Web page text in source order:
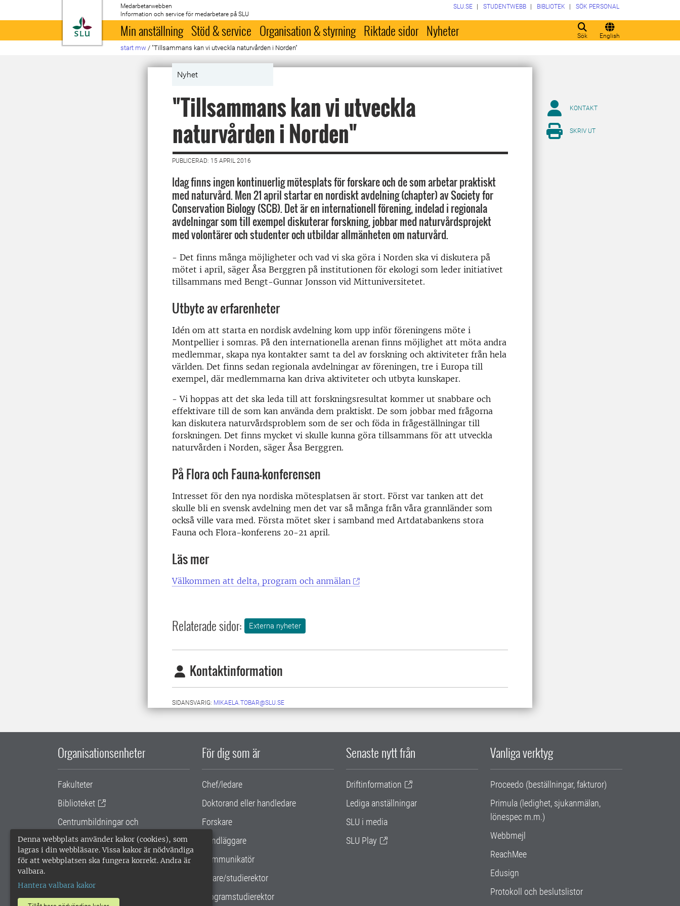
Denna webbplats använder kakor (cookies), som
lagras i din webbläsare. Vissa kakor är nödvändiga
för att webbplatsen ska fungera korrekt. Andra är
valbara.
Hantera valbara kakor
Till startsida
Medarbetarwebben
Information och service för medarbetare på SLU
Sök English
SLU.SE STUDENTWEBB BIBLIOTEK SÖK PERSONAL
Min anställning Stöd & service Organisation & styrning Riktade sidor Nyheter
start mw / "Tillsammans kan vi utveckla naturvården i Norden"
Nyhet
"Tillsammans kan vi utveckla
naturvården i Norden"
PUBLICERAD: 15 APRIL 2016
Idag finns ingen kontinuerlig mötesplats för forskare och de som arbetar praktiskt
med naturvård. Men 21 april startar en nordiskt avdelning (chapter) av Society for
Conservation Biology (SCB). Det är en internationell förening, indelad i regionala
avdelningar som till exempel diskuterar forskning, jobbar med naturvårdsprojekt
med volontärer och studenter och utbildar allmänheten om naturvård.
- Det finns många möjligheter och vad vi ska göra i Norden ska vi diskutera på
mötet i april, säger Åsa Berggren på institutionen för ekologi som leder initiativet
tillsammans med Bengt-Gunnar Jonsson vid Mittuniversitetet.
Utbyte av erfarenheter
Idén om att starta en nordisk avdelning kom upp inför föreningens möte i
Montpellier i somras. På den internationella arenan finns möjlighet att möta andra
medlemmar, skapa nya kontakter samt ta del av forskning och aktiviteter från hela
världen. Det finns sedan regionala avdelningar av föreningen, tre i Europa till
exempel, där medlemmarna kan driva aktiviteter och utbyta kunskaper.
- Vi hoppas att det ska leda till att forskningsresultat kommer ut snabbare och
effektivare till de som kan använda dem praktiskt. De som jobbar med frågorna
kan diskutera naturvårdsproblem som de ser och föda in frågeställningar till
forskningen. Det finns mycket vi skulle kunna göra tillsammans för att utveckla
naturvården i Norden, säger Åsa Berggren.
På Flora och Fauna-konferensen
Intresset för den nya nordiska mötesplatsen är stort. Först var tanken att det
skulle bli en svensk avdelning men det var så många från våra grannländer som
också ville vara med. Första mötet sker i samband med Artdatabankens stora
Fauna och Flora-konferens 20-21 april.
Läs mer
Välkommen att delta, program och anmälan
Relaterade sidor: Externa nyheter
Kontaktinformation
SIDANSVARIG: MIKAELA.TOBAR@SLU.SE
KONTAKT
SKRIV UT
Organisationsenheter
Fakulteter
Biblioteket
Centrumbildningar och
samarbetsprojekt
Gemensamma verksamhetsstödet
För dig som är
Chef/ledare
Doktorand eller handledare
Forskare
Handläggare
Kommunikatör
Lärare/studierektor
Programstudierektor
Senaste nytt från
Driftinformation
Lediga anställningar
SLU i media
SLU Play
Vanliga verktyg
Proceedo (beställningar, fakturor)
Primula (ledighet, sjukanmälan,
lönespec m.m.)
Webbmejl
ReachMee
Edusign
Protokoll och beslutslistor